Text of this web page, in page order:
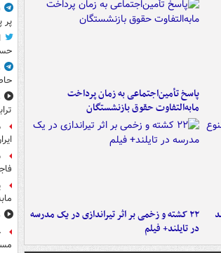
پاسخ تأمین‌اجتماعی به زمان پرداخت
مابه‌التفاوت حقوق بازنشستگان
۲۲ کشته و زخمی بر اثر تیراندازی در یک مدرسه
در تایلند+ فیلم
پر